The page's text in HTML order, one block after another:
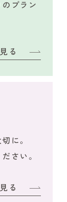
プラン
る
に。
さい。
る